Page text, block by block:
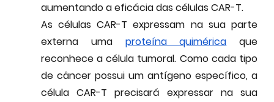
aumentando a eficácia das células CAR-T.
As células CAR-T expressam na sua parte
externa uma proteína quimérica que
reconhece a célula tumoral. Como cada tipo
de câncer possui um antígeno específico, a
célula CAR-T precisará expressar na sua